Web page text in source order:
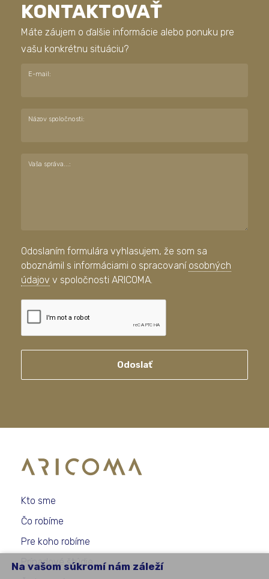
KONTAKTOVAŤ
Máte záujem o ďalšie informácie alebo ponuku pre
vašu konkrétnu situáciu?
E-mail:
Názov spoločnosti:
Vaša správa...:
Odoslaním formulára vyhlasujem, že som sa
oboznámil s informáciami o spracovaní osobných
údajov v spoločnosti ARICOMA.
Odoslať
Na vašom súkromí nám záleží
Kto sme
Čo robíme
Pre koho robíme
Prípadové štúdie